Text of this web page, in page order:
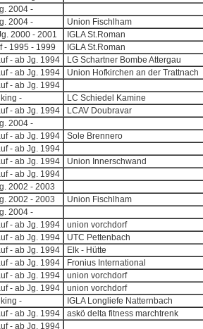
2004 -
2004 -
Union Fischlham
2000 - 2001
IGLA St.Roman
- 1995 - 1999
IGLA St.Roman
- ab Jg. 1994
LG Schartner Bombe Attergau
- ab Jg. 1994
Union Hofkirchen an der Trattnach
- ab Jg. 1994
-
LC Schiedel Kamine
- ab Jg. 1994
LCAV Doubravar
2004 -
- ab Jg. 1994
Sole Brennero
- ab Jg. 1994
- ab Jg. 1994
Union Innerschwand
- ab Jg. 1994
2002 - 2003
2002 - 2003
Union Fischlham
2004 -
- ab Jg. 1994
union vorchdorf
- ab Jg. 1994
UTC Pettenbach
- ab Jg. 1994
Elk - Hütte
- ab Jg. 1994
Fronius International
- ab Jg. 1994
union vorchdorf
- ab Jg. 1994
union vorchdorf
-
IGLA Longliefe Natternbach
- ab Jg. 1994
askö delta fitness marchtrenk
- ab Jg. 1994